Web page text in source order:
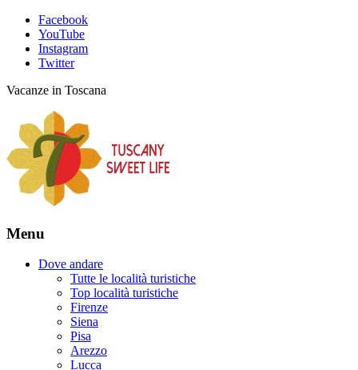
Facebook
YouTube
Instagram
Twitter
Vacanze in Toscana
Menu
Dove andare
Tutte le località turistiche
Top località turistiche
Firenze
Siena
Pisa
Arezzo
Lucca